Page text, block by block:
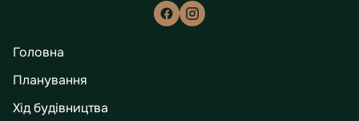
Головна
Планування
Хід будівництва